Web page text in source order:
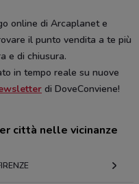
online di Arcaplanet e
il punto vendita a te più
e di chiusura.
in tempo reale su nuove
di DoveConviene!
città nelle vicinanze